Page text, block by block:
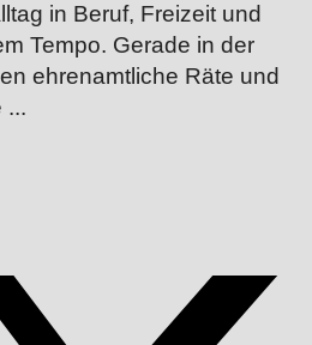
in Beruf, Freizeit und
Tempo. Gerade in der
ehrenamtliche Räte und
...